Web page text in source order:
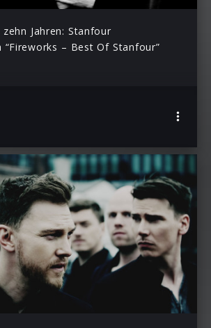
Jahren: Stanfour
– Best Of Stanfour”